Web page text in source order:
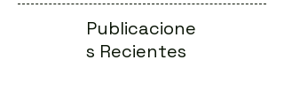
Publicacione
s Recientes